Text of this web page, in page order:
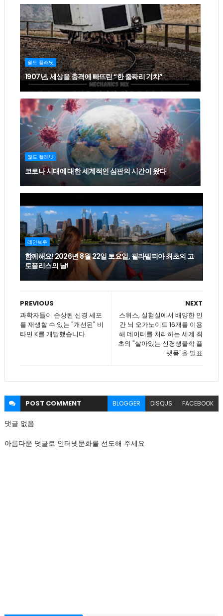
월드 플래닛
1907년, 세상을 충격에 빠뜨린 “한 줄짜리 기차”
월드 플래닛
코로나 시대에 대한 세계적인 심판의 시간이 왔다
레인보우
함께해요! 2026년 8월 22일 토요일, 필라델피아 최초의 고
토플리스의 날!
NEXT
스위스, 실험실에서 배양한 인
간 뇌 오가노이드 16개를 이용
해 데이터를 처리하는 세계 최
초의 "살아있는 신경생물학 플
랫폼"을 발표
PREVIOUS
과학자들이 손상된 신경 세포
를 재생할 수 있는 "개선된" 비
타민 K를 개발했습니다.
POST COMMENT BLOGGER DISQUS FACEBOOK
댓글 없음
아름다운 덧글로 인터넷문화를 선도해 주세요